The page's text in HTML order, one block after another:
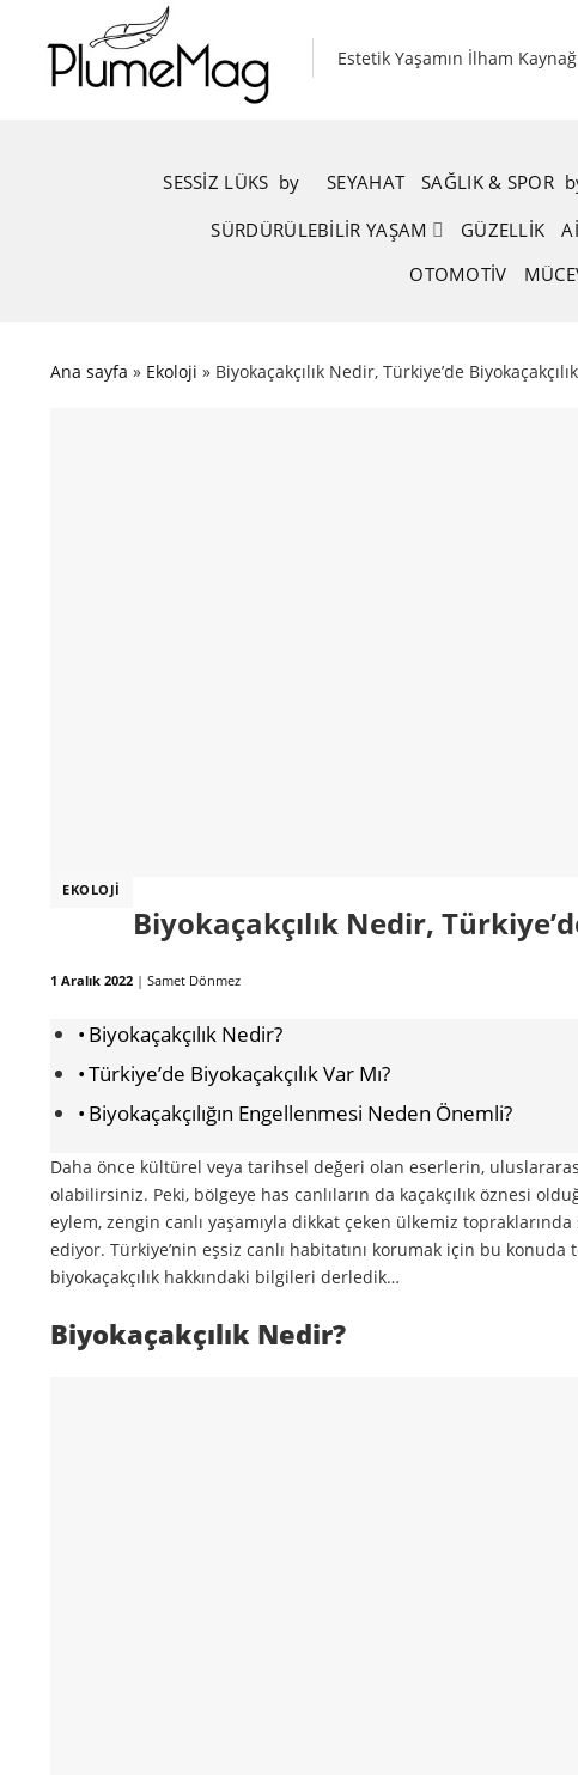
content
Estetik Yaşamın İlham
SESSIZ LÜKS by SEYAHAT SAĞLIK & SPOR
SÜRDÜRÜLEBILIR YAŞAM
GÜZELLIK
OTOMOTIV
Ana sayfa » Ekoloji » Biyokaçakçılık Nedir, Türkiye’de
EKOLOJI
Biyokaçakçılık Nedir,
1 Aralık 2022 | Samet Dönmez
Biyokaçakçılık Nedir?
Türkiye’de Biyokaçakçılık Var Mı?
Biyokaçakçılığın Engellenmesi Neden Önemli?
Daha önce kültürel veya tarihsel değeri olan eserlerin, uluslararası
olabilirsiniz. Peki, bölgeye has canlıların da kaçakçılık öznesi
eylem, zengin canlı yaşamıyla dikkat çeken ülkemiz
ediyor. Türkiye’nin eşsiz canlı habitatını korumak için bu
biyokaçakçılık hakkındaki bilgileri derledik…
Biyokaçakçılık Nedir?